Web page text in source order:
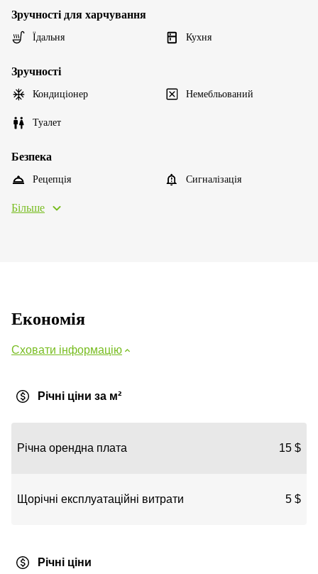
Зручності для харчування
Їдальня Кухня
Зручності
Кондиціонер Немебльований
Туалет
Безпека
Рецепція Сигналізація
Більше
Економія
Сховати інформацію
Річні ціни за м²
Річна орендна плата 15 $
Щорічні експлуатаційні витрати 5 $
Річні ціни